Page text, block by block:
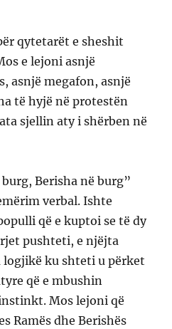
qytetarët e sheshit
e lejoni asnjë
asnjë megafon, asnjë
të hyjë në protestën
sjellin aty i shërben në
Berisha në burg”
verbal. Ishte
që e kuptoi se të dy
pushteti, e njëjta
ku shteti u përket
që e mbushin
Mos lejoni që
Ramës dhe Berishës